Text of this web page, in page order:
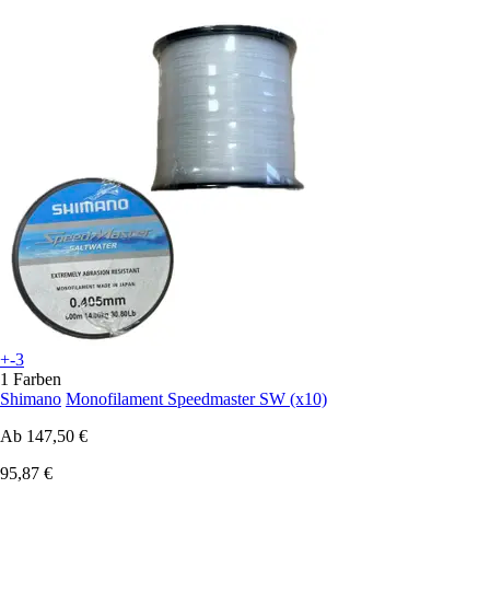
+-3
1 Farben
Shimano Monofilament Speedmaster SW (x10)
Ab 147,50 €
95,87 €